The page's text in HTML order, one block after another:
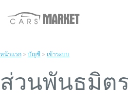
หน้าแรก » บัญชี » เข้าระบบ
ส่วนพันธมิต